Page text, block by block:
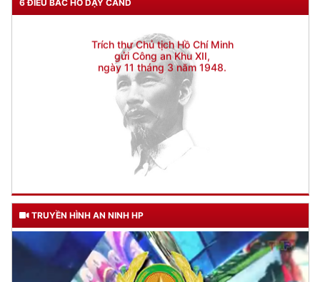
6 ĐIỀU BÁC HỒ DẠY CAND
gửi Công an Khu XII,
TRUYỀN HÌNH AN NINH HP